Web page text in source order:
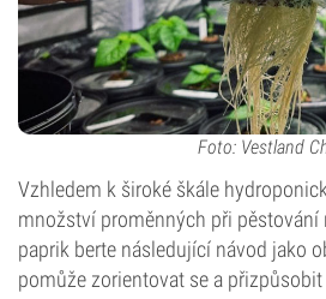
Foto: Vestland
Vzhledem k široké škále
množství proměnných při
paprik berte následující návod jako
pomůže zorientovat se a